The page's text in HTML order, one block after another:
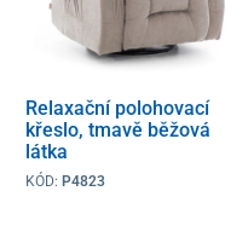
Relaxační polohovací
křeslo, tmavě běžová
látka
KÓD: P4823